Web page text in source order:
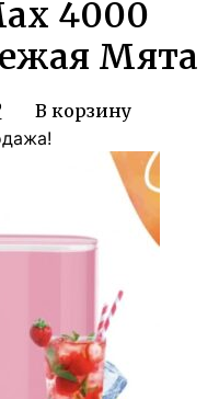
4000
Мята
Текущая
цена:
В корзину